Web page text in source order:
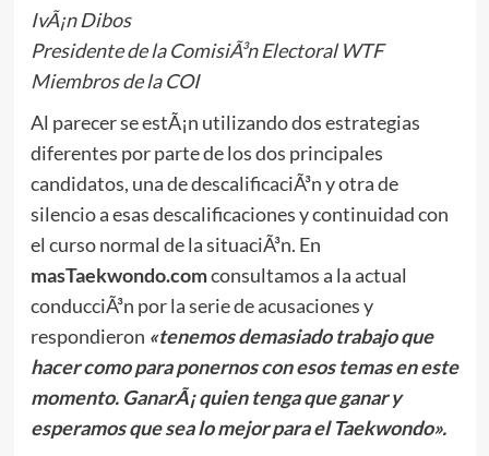
IvÃ¡n Dibos
Presidente de la ComisiÃ³n Electoral WTF
Miembros de la COI
Al parecer se estÃ¡n utilizando dos estrategias
diferentes por parte de los dos principales
candidatos, una de descalificaciÃ³n y otra de
silencio a esas descalificaciones y continuidad con
el curso normal de la situaciÃ³n. En
masTaekwondo.comconsultamos a la actual
conducciÃ³n por la serie de acusaciones y
respondieron «tenemos demasiado trabajo que
hacer como para ponernos con esos temas en este
momento. GanarÃ¡ quien tenga que ganar y
esperamos que sea lo mejor para el Taekwondo».